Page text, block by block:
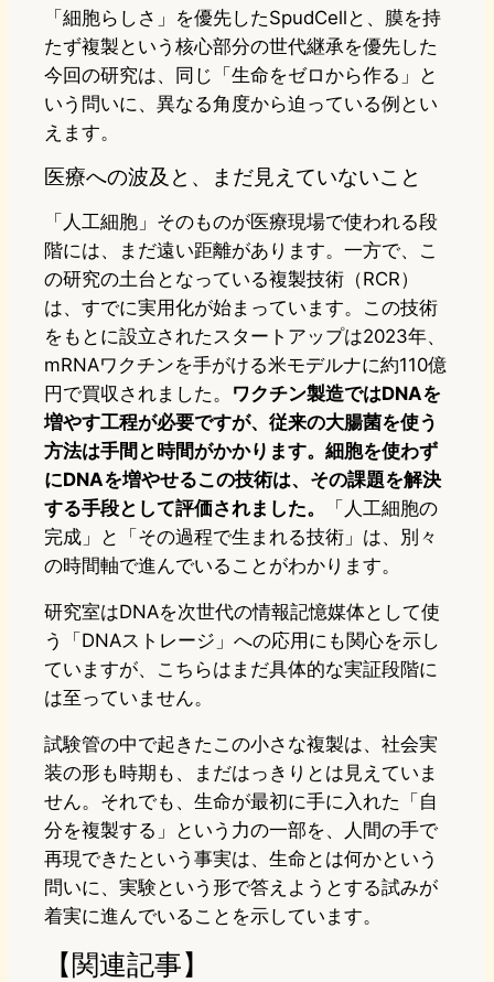
「細胞らしさ」を優先したSpudCellと、膜を持
たず複製という核心部分の世代継承を優先した
今回の研究は、同じ「生命をゼロから作る」と
いう問いに、異なる角度から迫っている例とい
えます。
医療への波及と、まだ見えていないこと
「人工細胞」そのものが医療現場で使われる段
階には、まだ遠い距離があります。一方で、こ
の研究の土台となっている複製技術（RCR）
は、すでに実用化が始まっています。この技術
をもとに設立されたスタートアップは2023年、
mRNAワクチンを手がける米モデルナに約110億
円で買収されました。 ワクチン製造ではDNAを
増やす工程が必要ですが、従来の大腸菌を使う
方法は手間と時間がかかります。細胞を使わず
にDNAを増やせるこの技術は、その課題を解決
する手段として評価されました。
「人工細胞の
完成」と「その過程で生まれる技術」は、別々
の時間軸で進んでいることがわかります。
研究室はDNAを次世代の情報記憶媒体として使
う「DNAストレージ」への応用にも関心を示し
ていますが、こちらはまだ具体的な実証段階に
は至っていません。
試験管の中で起きたこの小さな複製は、社会実
装の形も時期も、まだはっきりとは見えていま
せん。それでも、生命が最初に手に入れた「自
分を複製する」という力の一部を、人間の手で
再現できたという事実は、生命とは何かという
問いに、実験という形で答えようとする試みが
着実に進んでいることを示しています。
【関連記事】